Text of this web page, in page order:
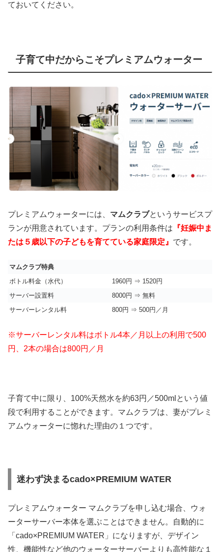
ておいてください。
子育て中だからこそプレミアムウォーター
プレミアムウォーターには、 マムクラブというサービスプ
ランが用意されています。プランの利用条件は 『妊娠中ま
たは５歳以下の子どもを育てている家庭限定』 です。
マムクラブ特典
ボトル料金（水代）
1960円 ⇒ 1520円
サーバー設置料
8000円 ⇒ 無料
サーバーレンタル料
800円 ⇒ 500円／月
※サーバーレンタル料はボトル4本／月以上の利用で500
円、2本の場合は800円／月
子育て中に限り、100%天然水を約63円／500mlという値
段で利用することができます。マムクラブは、妻がプレミ
アムウォーターに惚れた理由の１つです。
迷わず決まるcado×PREMIUM WATER
プレミアムウォーター マムクラブを申し込む場合、ウォ
ーターサーバー本体を選ぶことはできません。自動的に
「cado×PREMIUM WATER」になりますが、デザイン
性、機能性など他のウォーターサーバーよりも高性能な１